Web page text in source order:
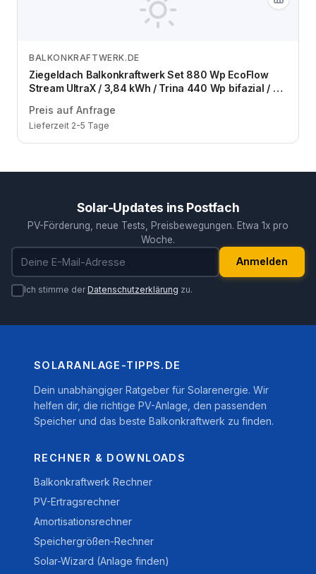
Zum Angebot
BALKONKRAFTWERK.DE
Ziegeldach Balkonkraftwerk Set 880 Wp EcoFlow
Stream UltraX / 3,84 kWh / Trina 440 Wp bifazial / 2
Preis auf Anfrage
Lieferzeit 2-5 Tage
Solar-Updates ins Postfach
PV-Förderung, neue Tests, Preisbewegungen. Etwa 1x pro
Woche.
E-Mail-Adresse
Anmelden
Ich stimme derDatenschutzerklärung zu.
SOLARANLAGE-TIPPS.DE
Dein unabhängiger Ratgeber für Solarenergie. Wir
helfen dir, die richtige PV-Anlage, den passenden
Speicher und das beste Balkonkraftwerk zu finden.
RECHNER & DOWNLOADS
Balkonkraftwerk Rechner
PV-Ertragsrechner
Amortisationsrechner
Speichergrößen-Rechner
Solar-Wizard (Anlage finden)